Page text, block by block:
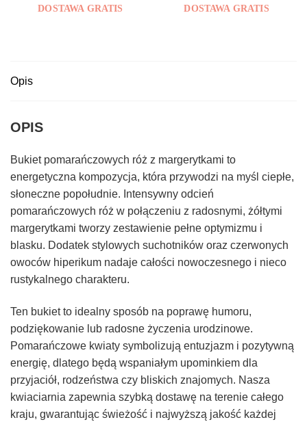
DOSTAWA GRATIS DOSTAWA GRATIS
Opis
OPIS
Bukiet pomarańczowych róż z margerytkami to
energetyczna kompozycja, która przywodzi na myśl ciepłe,
słoneczne popołudnie. Intensywny odcień
pomarańczowych róż w połączeniu z radosnymi, żółtymi
margerytkami tworzy zestawienie pełne optymizmu i
blasku. Dodatek stylowych suchotników oraz czerwonych
owoców hiperikum nadaje całości nowoczesnego i nieco
rustykalnego charakteru.
Ten bukiet to idealny sposób na poprawę humoru,
podziękowanie lub radosne życzenia urodzinowe.
Pomarańczowe kwiaty symbolizują entuzjazm i pozytywną
energię, dlatego będą wspaniałym upominkiem dla
przyjaciół, rodzeństwa czy bliskich znajomych. Nasza
kwiaciarnia zapewnia szybką dostawę na terenie całego
kraju, gwarantując świeżość i najwyższą jakość każdej